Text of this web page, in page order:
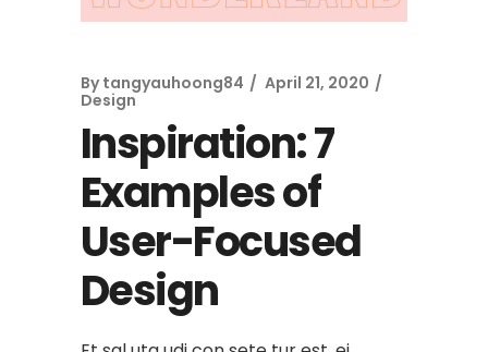
By tangyauhoong84
April 21, 2020
Design
Inspiration: 7
Examples of
User-Focused
Design